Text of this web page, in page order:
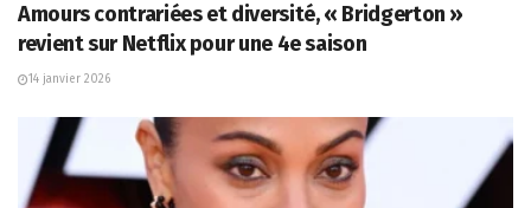
Amours contrariées et diversité, « Bridgerton »
revient sur Netflix pour une 4e saison
14 janvier 2026